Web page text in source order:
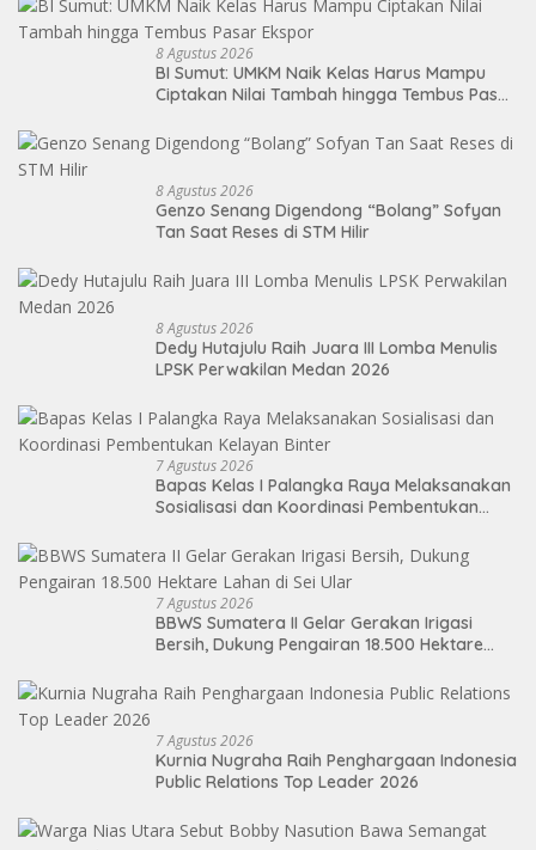
8 Agustus 2026
BI Sumut: UMKM Naik Kelas Harus Mampu
Ciptakan Nilai Tambah hingga Tembus Pasar
8 Agustus 2026
Genzo Senang Digendong “Bolang” Sofyan
Tan Saat Reses di STM Hilir
8 Agustus 2026
Dedy Hutajulu Raih Juara III Lomba Menulis
LPSK Perwakilan Medan 2026
7 Agustus 2026
Bapas Kelas I Palangka Raya Melaksanakan
Sosialisasi dan Koordinasi Pembentukan
7 Agustus 2026
BBWS Sumatera II Gelar Gerakan Irigasi
Bersih, Dukung Pengairan 18.500 Hektare
7 Agustus 2026
Kurnia Nugraha Raih Penghargaan Indonesia
Public Relations Top Leader 2026